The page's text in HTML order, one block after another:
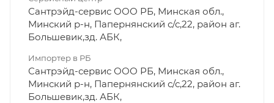
Сантрэйд-сервис ООО РБ, Минская обл.,
Минский р-н, Папернянский с/с,22, район аг.
Большевик,зд. АБК,
Импортер в РБ
Сантрэйд-сервис ООО РБ, Минская обл.,
Минский р-н, Папернянский с/с,22, район аг.
Большевик,зд. АБК,